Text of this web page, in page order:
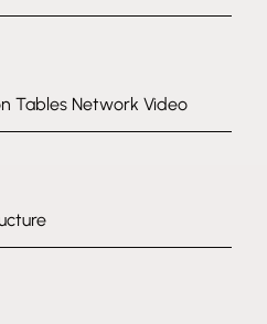
Tables Network Video